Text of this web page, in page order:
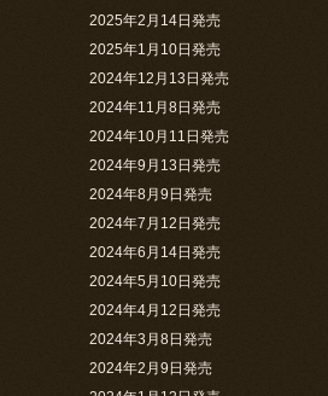
2025年2月14日発売
2025年1月10日発売
2024年12月13日発売
2024年11月8日発売
2024年10月11日発売
2024年9月13日発売
2024年8月9日発売
2024年7月12日発売
2024年6月14日発売
2024年5月10日発売
2024年4月12日発売
2024年3月8日発売
2024年2月9日発売